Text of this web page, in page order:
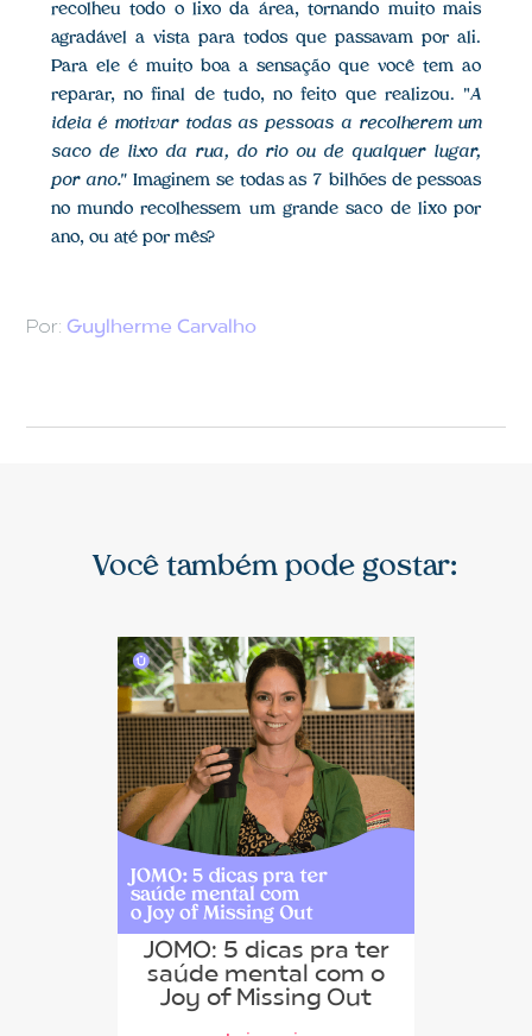
recolheu todo o lixo da área, tornando muito mais
agradável a vista para todos que passavam por ali.
Para ele é muito boa a sensação que você tem ao
reparar, no final de tudo, no feito que realizou. "A
ideia é motivar todas as pessoas a recolherem um
saco de lixo da rua, do rio ou de qualquer lugar,
por ano." Imaginem se todas as 7 bilhões de pessoas
no mundo recolhessem um grande saco de lixo por
ano, ou até por mês?
Guylherme Carvalho
Por:
Você também pode gostar:
JOMO: 5 dicas pra ter
saúde mental com o
Joy of Missing Out